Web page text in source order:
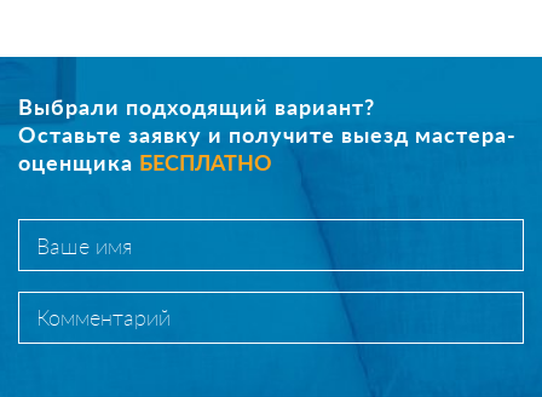
Выбрали подходящий вариант?
Оставьте заявку и получите выезд мастера-
оценщика БЕСПЛАТНО